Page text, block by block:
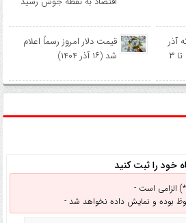
آذر
۱۴۰۴؛ سهم دهک‌های ۱ تا ۳
قیمت دلار امروز رسماً اعلام
شد (۱۶ آذر ۱۴۰۴)
خود را ثبت کنید
الزامی است -
بوده و نمایش داده نخواهد شد -